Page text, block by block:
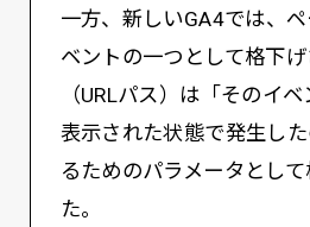
一方、新しいGA4では、
ベントの一つとして格下
（URLパス）は「そのイ
表示された状態で発生し
るためのパラメータとし
た。